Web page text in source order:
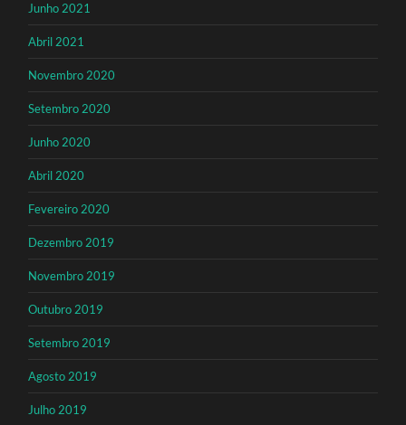
Junho 2021
Abril 2021
Novembro 2020
Setembro 2020
Junho 2020
Abril 2020
Fevereiro 2020
Dezembro 2019
Novembro 2019
Outubro 2019
Setembro 2019
Agosto 2019
Julho 2019